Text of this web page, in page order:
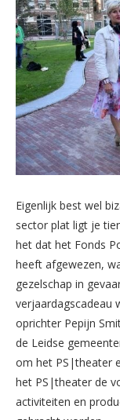
Eigenlijk best wel
sector plat ligt je
het dat het Fonds
heeft afgewezen,
gezelschap in
verjaardagscadeau
oprichter Pepijn
de Leidse
om het PS|theater
het PS|theater de
activiteiten en